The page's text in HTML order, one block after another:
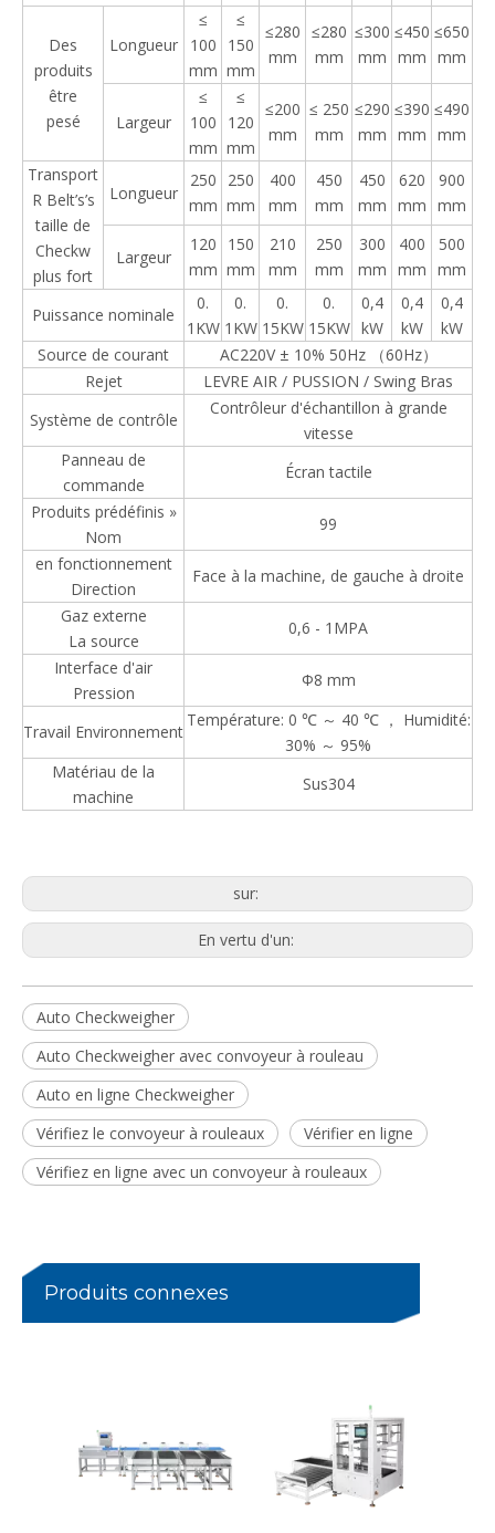
Des
produits
être
pesé
Longueur
≤
100
mm
≤
150
mm
≤280
mm
≤280
mm
≤300
mm
≤450
mm
≤650
mm
Largeur
≤
100
mm
≤
120
mm
≤200
mm
≤ 250
mm
≤290
mm
≤390
mm
≤490
mm
Transport
R Belt’s’s
taille de
Checkw
plus fort
Longueur
250
mm
250
mm
400
mm
450
mm
450
mm
620
mm
900
mm
Largeur
120
mm
150
mm
210
mm
250
mm
300
mm
400
mm
500
mm
Puissance nominale
0.
1KW
0.
1KW
0.
15KW
0.
15KW
0,4
kW
0,4
kW
0,4
kW
Source de courant
AC220V ± 10% 50Hz （60Hz）
Rejet
LEVRE AIR / PUSSION / Swing Bras
Système de contrôle
Contrôleur d'échantillon à grande
vitesse
Panneau de
commande
Écran tactile
Produits prédéfinis »
Nom
99
en fonctionnement
Direction
Face à la machine, de gauche à droite
Gaz externe
La source
0,6 - 1MPA
Interface d'air
Pression
Φ8 mm
Travail Environnement
Température: 0 ℃ ～ 40 ℃ ， Humidité:
30% ～ 95%
Matériau de la
machine
Sus304
sur:
En vertu d'un:
Auto Checkweigher
Auto Checkweigher avec convoyeur à rouleau
Auto en ligne Checkweigher
Vérifiez le convoyeur à rouleaux
Vérifier en ligne
Vérifiez en ligne avec un convoyeur à rouleaux
Produits connexes
Trieuse pondérale à rouleaux à section unique pour caisses lourdes de 25 kg Trieuse pondérale antidéflagrante pour usines chimiques